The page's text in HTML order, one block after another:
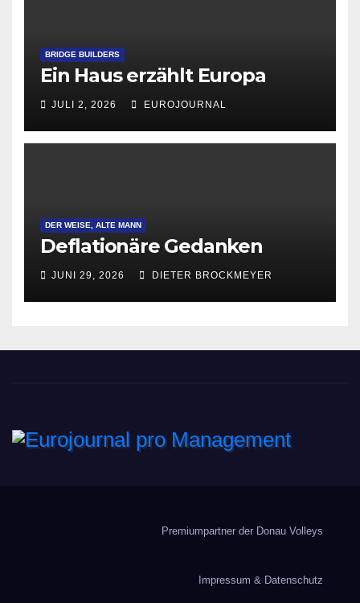
BRIDGE BUILDERS
Ein Haus erzählt Europa
JULI 2, 2026 EUROJOURNAL
DER WEISE, ALTE MANN
Deflationäre Gedanken
JUNI 29, 2026 DIETER BROCKMEYER
Premiumpartner der Donau Volleys
Impressum & Datenschutz